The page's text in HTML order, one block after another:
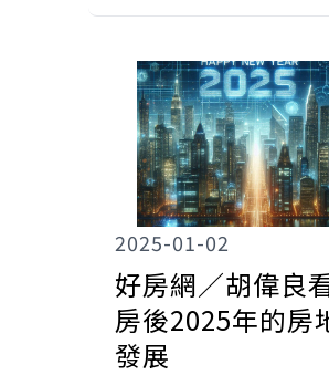
2025-01-02
好房網／胡偉良
房後2025年的房
發展